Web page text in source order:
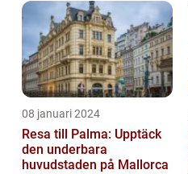
08 januari 2024
Resa till Palma: Upptäck
den underbara
huvudstaden på Mallorca